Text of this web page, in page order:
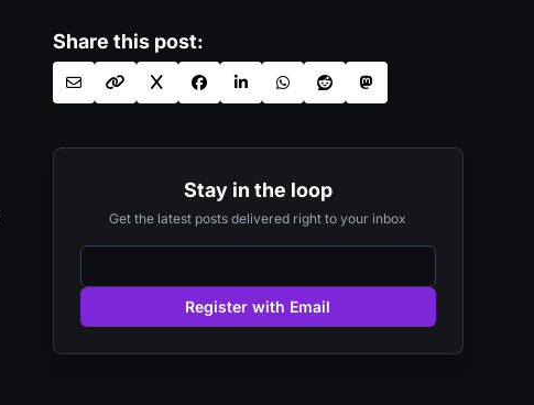
Share this post:
Stay in the loop
Get the latest posts delivered right to your inbox
Register with Email